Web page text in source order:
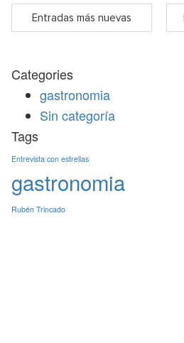
Entradas más nuevas
Categories
gastronomia
Sin categoría
Tags
Entrevista con estrellas
gastronomia
Rubén Trincado